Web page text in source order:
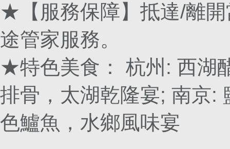
★【服務保障】抵達/離
途管家服務。
★特色美食： 杭州: 西湖
排骨，太湖乾隆宴; 南京:
色鱸魚，水鄉風味宴